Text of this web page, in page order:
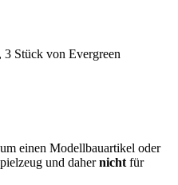
Stück von Evergreen
einen Modellbauartikel oder
und dahernicht für